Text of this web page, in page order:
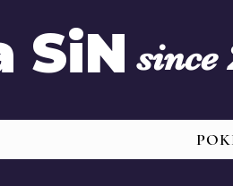
SiN since